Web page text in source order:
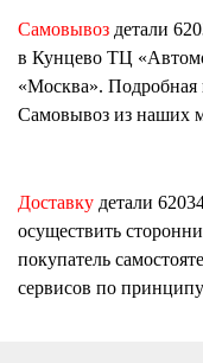
Самовывоз детали
в Кунцево ТЦ
«Москва». Подробная
Самовывоз из наших
Доставку детали
осуществить
покупатель
сервисов по